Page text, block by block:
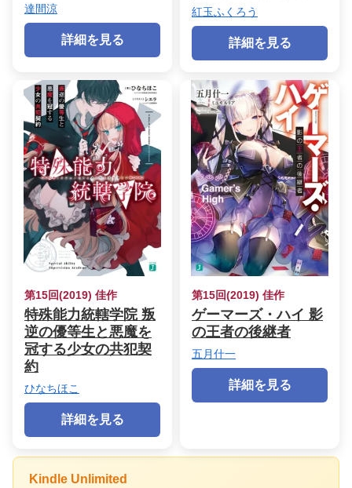
達間涼
詳細を見る
紅玉ふくろう
詳細を見る
第15回(2019) 佳作
特殊能力統轄学院 叛
逆の優等生と悪魔を
冠する少女の共犯契
約
ひなちほこ
詳細を見る
第15回(2019) 佳作
ゲーマーズ・ハイ 影
の王者の後継者
五月什一
詳細を見る
Kindle Unlimited